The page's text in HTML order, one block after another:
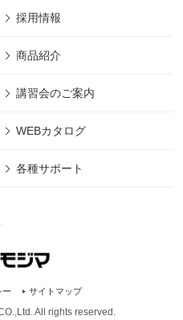
採用情報
商品紹介
講習会のご案内
WEBカタログ
各種サポート
ー サイトマップ
All rights reserved.